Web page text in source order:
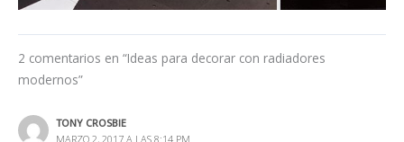
2 comentarios en “Ideas para decorar con radiadores
modernos”
TONY CROSBIE
MARZO 2, 2017 A LAS 8:14 PM